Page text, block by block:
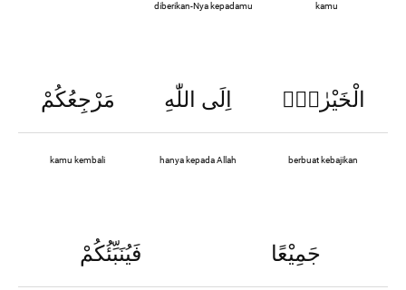
diberikan-Nya kepadamu kamu
مَرْجِعُكُمْ اِلَى اللّٰهِ الْخَيْرٰتِۗ
kamu kembali hanya kepada Allah berbuat kebajikan
فَيُنَبِّئُكُمْ جَمِيْعًا